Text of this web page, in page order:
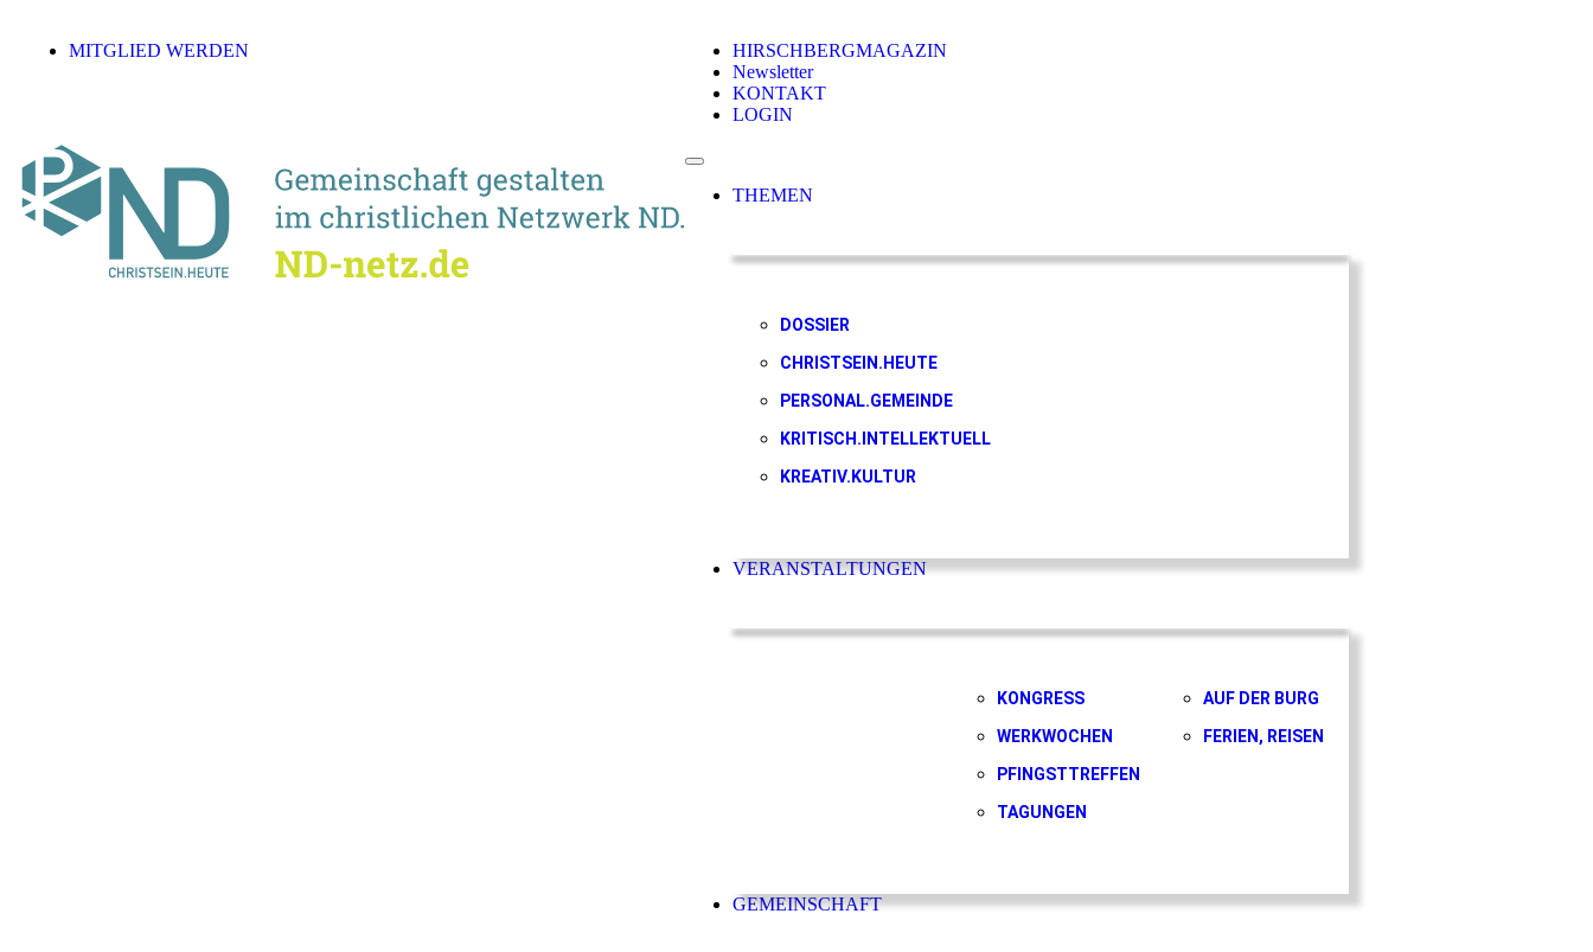
MITGLIED WERDEN
HIRSCHBERGMAGAZIN
Newsletter
KONTAKT
LOGIN
THEMEN
DOSSIER
CHRISTSEIN.HEUTE
PERSONAL.GEMEINDE
KRITISCH.INTELLEKTUELL
KREATIV.KULTUR
VERANSTALTUNGEN
KONGRESS
WERKWOCHEN
PFINGSTTREFFEN
TAGUNGEN
AUF DER BURG
FERIEN, REISEN
GEMEINSCHAFT